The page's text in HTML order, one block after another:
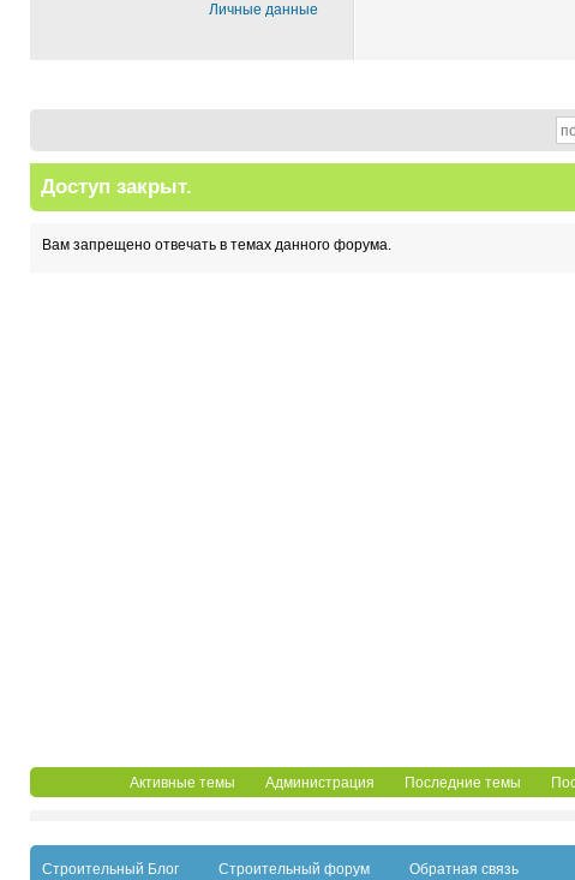
Личные данные
Доступ закрыт.
Вам запрещено отвечать в темах данного форума.
Активные темы Администрация Последние темы
Строительный Блог Строительный форум Обратная связь